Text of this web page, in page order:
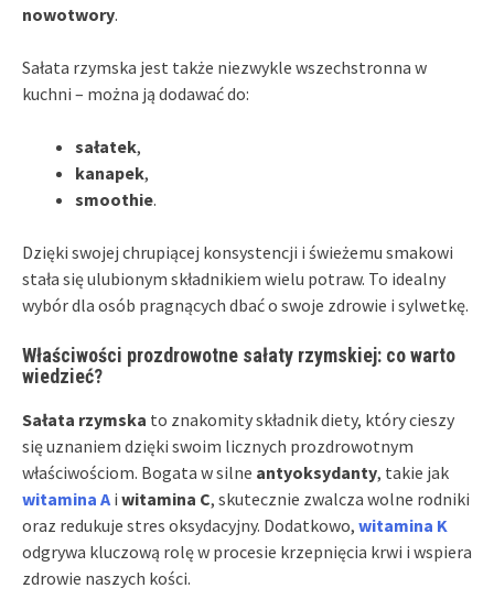
nowotwory.
Sałata rzymska jest także niezwykle wszechstronna w
kuchni – można ją dodawać do:
sałatek,
kanapek,
smoothie.
Dzięki swojej chrupiącej konsystencji i świeżemu smakowi
stała się ulubionym składnikiem wielu potraw. To idealny
wybór dla osób pragnących dbać o swoje zdrowie i sylwetkę.
Właściwości prozdrowotne sałaty rzymskiej: co warto
wiedzieć?
Sałata rzymska to znakomity składnik diety, który cieszy
się uznaniem dzięki swoim licznych prozdrowotnym
właściwościom. Bogata w silne antyoksydanty, takie jak
witamina A i witamina C, skutecznie zwalcza wolne rodniki
oraz redukuje stres oksydacyjny. Dodatkowo, witamina K
odgrywa kluczową rolę w procesie krzepnięcia krwi i wspiera
zdrowie naszych kości.